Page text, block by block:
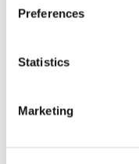
Preferences
Statistics
Marketing